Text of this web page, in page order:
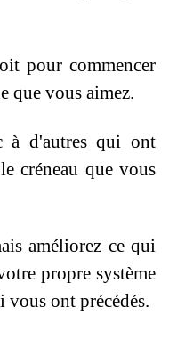
pour commencer
que vous aimez.
à d'autres qui ont
créneau que vous
améliorez ce qui
propre système
ont précédés.